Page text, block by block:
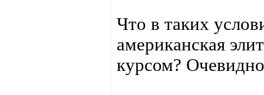
Что в таких
американская
курсом?